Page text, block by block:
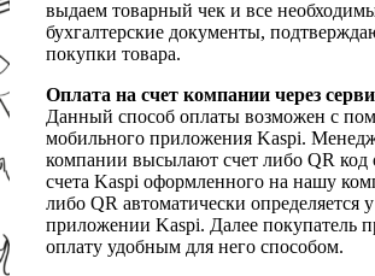
выдаем товарный чек и все
бухгалтерские документы,
покупки товара.
Оплата на счет компании через
Данный способ оплаты возможен с
мобильного приложения Kaspi.
компании высылают счет либо QR код
счета Kaspi оформленного на нашу
либо QR автоматически определяется
приложении Kaspi. Далее покупатель
оплату удобным для него способом.